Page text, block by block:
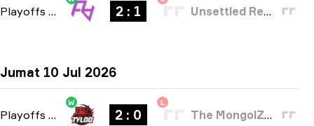
Playoffs bo3 2 : 1 Unsettled Resentment
Jumat 10 Jul 2026
Playoffs bo3
W
2 : 0
L
The MongolZ Academy